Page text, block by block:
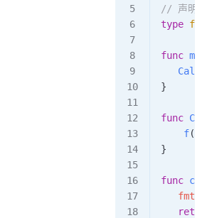
// 声明一
type fc
func main
}
func
    f
(
}
func
   fmt
   return